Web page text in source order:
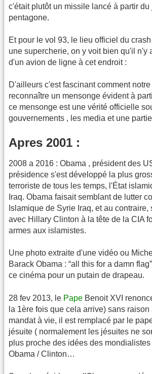
c'était plutôt un missile lancé à partir du
pentagone.
Et pour le vol 93, le lieu officiel du
une supercherie, on y voit bien qu'il n'y
d'un avion de ligne à cet endroit :
D'ailleurs c'est fascinant comment
reconnaître un mensonge évident à
ce mensonge est une vérité officielle
gouvernements , les media et une
Apres 2001 :
2008 a 2016 : Obama , président des
présidence s'est développé la plus
terroriste de tous les temps, l'État
Iraq. Obama faisait semblant de lutter
Islamique de Syrie Iraq, et au
avec Hillary Clinton à la tête de la CIA
armes aux islamistes.
Une photo extraite d'une vidéo ou
Barack Obama : “all this for a damn
ce cinéma pour un putain de drapeau.
28 fev 2013, le Pape Benoit XVI
la 1ère fois que cela arrive) sans
mandat à vie, il est remplacé par le
jésuite ( normalement les jésuites ne
plus proche des idées des
Obama / Clinton…